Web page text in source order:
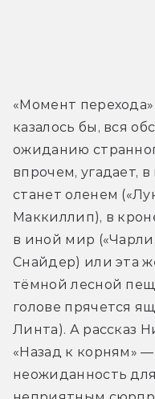
«Момент перехода»
казалось бы, вся
ожиданию
впрочем, угадает,
станет оленем
Маккиллип), в
в иной мир
Снайдер) или эта
тёмной лесной
голове прячется
Линта). А рассказ
«Назад к корням»
неожиданность